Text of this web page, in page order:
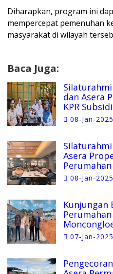
Diharapkan, program ini
mempercepat pemenuhan
masyarakat di wilayah
Baca Juga:
Silaturahmi
dan Asera
KPR
08-Jan-2025
Silaturahmi
Asera
08-Jan-2025
Kunjungan
07-Jan-2025